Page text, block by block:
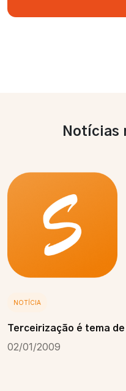
Notícias
NOTÍCIA
Terceirização é tema
02/01/2009